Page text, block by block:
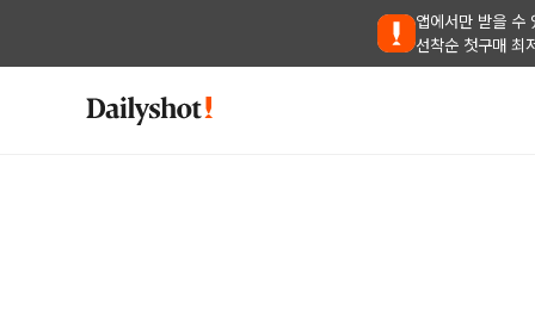
앱에서만 받을 수
선착순 첫구매 최